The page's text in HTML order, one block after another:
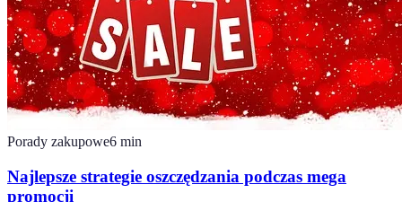
Porady zakupowe6 min
Najlepsze strategie oszczędzania podczas mega
promocji